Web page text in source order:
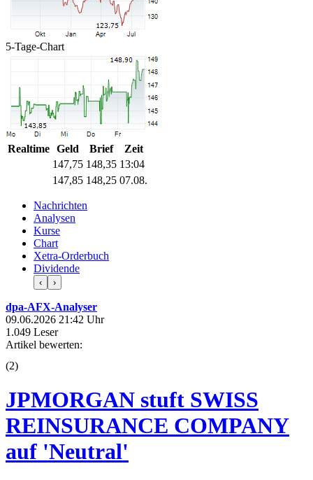
5-Tage-Chart
Realtime Geld Brief
Zeit
147,75 148,35 13:04
147,85 148,25 07.08.
Nachrichten
Analysen
Kurse
Chart
Xetra-Orderbuch
Dividende
‹ ›
dpa-AFX-Analyser
09.06.2026 21:42 Uhr
1.049 Leser
Artikel bewerten:
(2)
JPMORGAN stuft SWISS
REINSURANCE COMPANY
auf 'Neutral'